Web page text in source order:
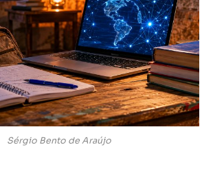
Sérgio Bento de Araújo